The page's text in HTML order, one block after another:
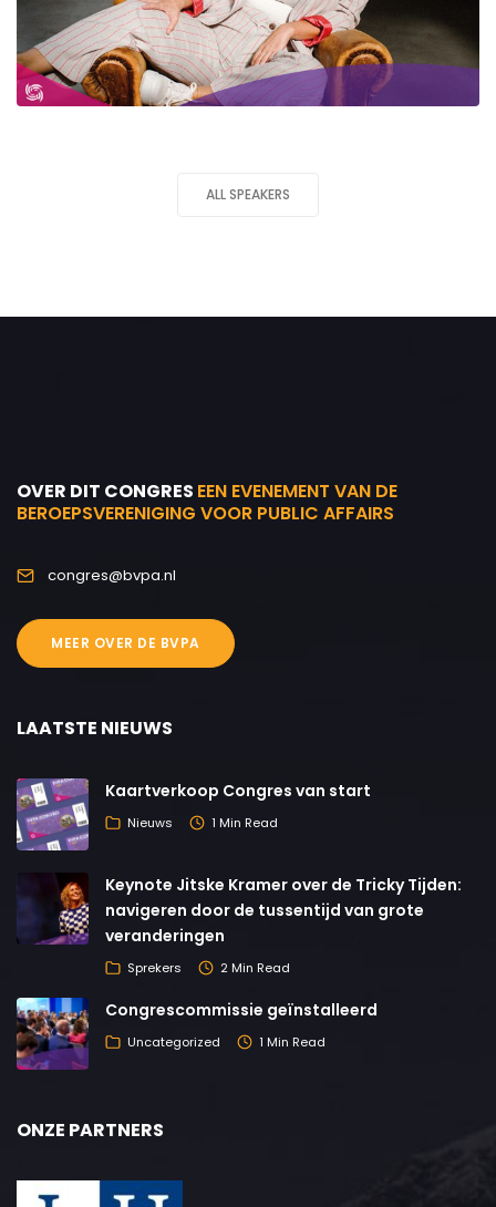
ALL SPEAKERS
OVER DIT CONGRES EEN EVENEMENT VAN DE
BEROEPSVERENIGING VOOR PUBLIC AFFAIRS
congres@bvpa.nl
MEER OVER DE BVPA
LAATSTE NIEUWS
Kaartverkoop Congres van start
Nieuws 1 Min Read
Keynote Jitske Kramer over de Tricky Tijden:
navigeren door de tussentijd van grote
veranderingen
Sprekers 2 Min Read
Congrescommissie geïnstalleerd
Uncategorized 1 Min Read
ONZE PARTNERS